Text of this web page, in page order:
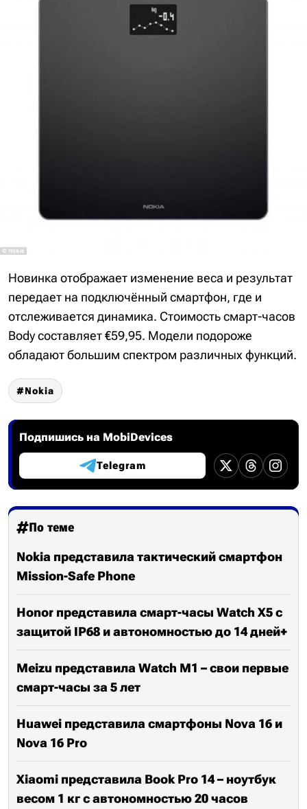
Новинка отображает изменение веса и результат
передает на подключённый смартфон, где и
отслеживается динамика. Стоимость смарт-часов
Body составляет €59,95. Модели подороже
обладают большим спектром различных функций.
Nokia
Подпишись на MobiDevices
Telegram
По теме
Nokia представила тактический смартфон
Mission-Safe Phone
Honor представила смарт-часы Watch X5 с
защитой IP68 и автономностью до 14 дней+
Meizu представила Watch M1 – свои первые
смарт-часы за 5 лет
Huawei представила смартфоны Nova 16 и
Nova 16 Pro
Xiaomi представила Book Pro 14 – ноутбук
весом 1 кг с автономностью 20 часов